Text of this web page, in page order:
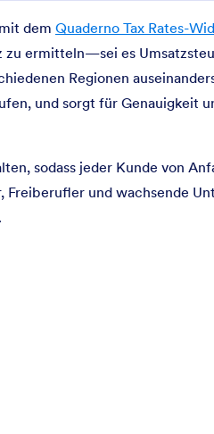
dem Quaderno Tax Rates-
zu ermitteln—sei es
Regionen
und sorgt für Genauigkeit
sodass jeder Kunde von
und wachsende